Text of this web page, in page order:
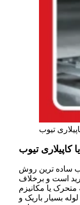
تیوب
کاپیلاری تیوب
ساده ترین روش
است و برخلاف
یا مکانیزم
بسیار باریک و